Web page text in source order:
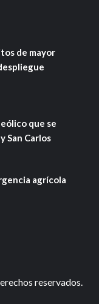
de mayor
que se
San Carlos
agrícola